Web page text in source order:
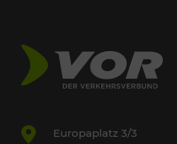
Europaplatz 3/3